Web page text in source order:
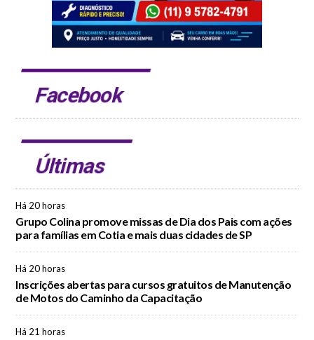
Facebook
Últimas
Há 20 horas
Grupo Colina promove missas de Dia dos Pais com ações
para famílias em Cotia e mais duas cidades de SP
Há 20 horas
Inscrições abertas para cursos gratuitos de Manutenção
de Motos do Caminho da Capacitação
Há 21 horas